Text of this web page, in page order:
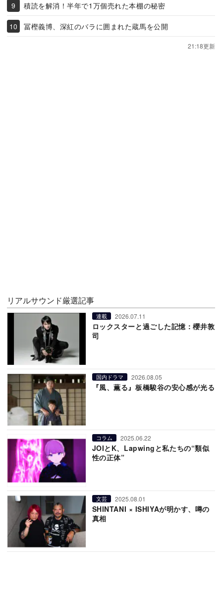
積読を解消！半年で1万個売れた本棚の秘密
冨樫義博、深紅のバラに囲まれた蔵馬を公開
21:18更新
リアルサウンド厳選記事
連載 2026.07.11
ロックスターと過ごした記憶：櫻井敦
司
国内ドラマ 2026.08.05
『風、薫る』板橋駿谷の安心感が光る
コラム 2025.06.22
JOIとK、Lapwingと私たちの“類似
性の正体”
文芸 2025.08.01
SHINTANI × ISHIYAが明かす、噂の
真相